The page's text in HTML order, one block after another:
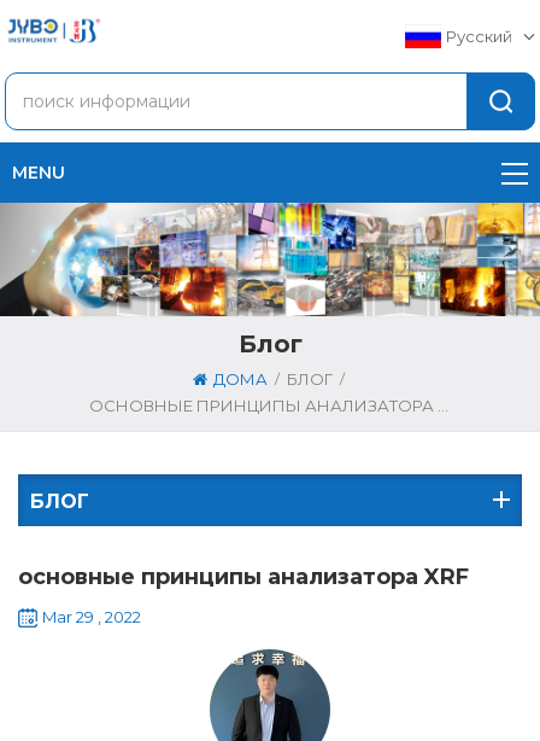
Русский
MENU
Блог
ДОМА / БЛОГ /
ОСНОВНЫЕ ПРИНЦИПЫ АНАЛИЗАТОРА XRF
БЛОГ
основные принципы анализатора XRF
Mar 29 , 2022